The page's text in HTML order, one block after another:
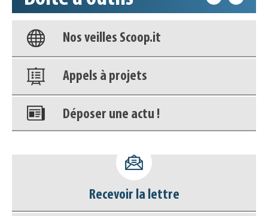
Nos veilles Scoop.it
Appels à projets
Déposer une actu !
déconnecter)
Base documentaire
Recevoir la lettre